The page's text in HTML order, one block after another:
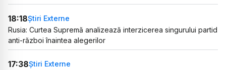
18:18Știri Externe
Rusia: Curtea Supremă analizează interzicerea singurului partid
anti-război înaintea alegerilor
17:38Știri Externe